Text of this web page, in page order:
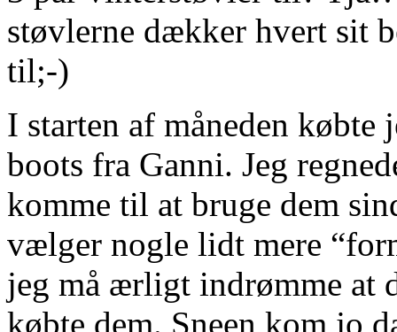
støvlerne dækker hvert sit
til;-)
I starten af måneden købte
boots fra Ganni. Jeg
komme til at bruge dem
vælger nogle lidt mere
jeg må ærligt indrømme at
købte dem. Sneen kom jo